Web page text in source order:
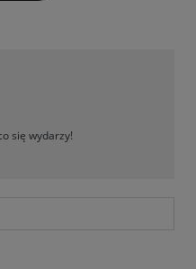
się wydarzy!